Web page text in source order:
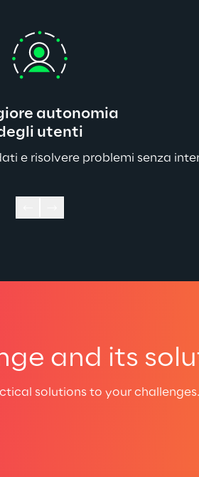
autonomia
utenti
e risolvere problemi senza
and its
solutions to your challenges.